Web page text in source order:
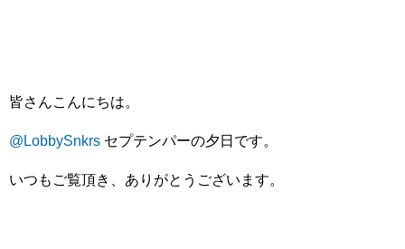
皆さんこんにちは。
@LobbySnkrs セプテンパーの夕日です。
いつもご覧頂き、ありがとうございます。